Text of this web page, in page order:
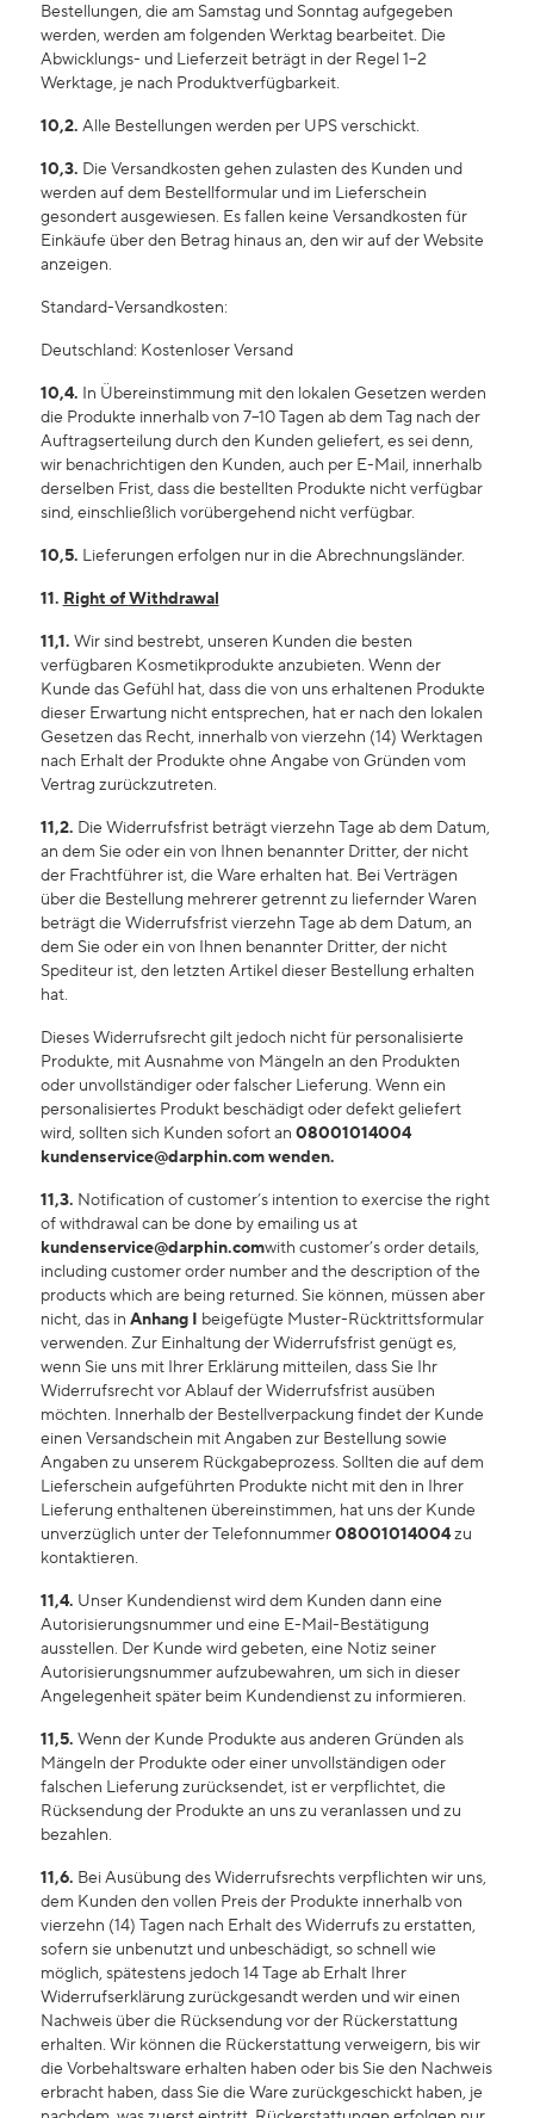
Bestellungen, die am Samstag und Sonntag aufgegeben
werden, werden am folgenden Werktag bearbeitet. Die
Abwicklungs- und Lieferzeit beträgt in der Regel 1–2
Werktage, je nach Produktverfügbarkeit.
10,2. Alle Bestellungen werden per UPS verschickt.
10,3. Die Versandkosten gehen zulasten des Kunden und
werden auf dem Bestellformular und im Lieferschein
gesondert ausgewiesen. Es fallen keine Versandkosten für
Einkäufe über den Betrag hinaus an, den wir auf der Website
anzeigen.
Standard-Versandkosten:
Deutschland: Kostenloser Versand
10,4. In Übereinstimmung mit den lokalen Gesetzen werden
die Produkte innerhalb von 7–10 Tagen ab dem Tag nach der
Auftragserteilung durch den Kunden geliefert, es sei denn,
wir benachrichtigen den Kunden, auch per E-Mail, innerhalb
derselben Frist, dass die bestellten Produkte nicht verfügbar
sind, einschließlich vorübergehend nicht verfügbar.
10,5. Lieferungen erfolgen nur in die Abrechnungsländer.
11. Right ofWithdrawal
11,1. Wir sind bestrebt, unseren Kunden die besten
verfügbaren Kosmetikprodukte anzubieten. Wenn der
Kunde das Gefühl hat, dass die von uns erhaltenen Produkte
dieser Erwartung nicht entsprechen, hat er nach den lokalen
Gesetzen das Recht, innerhalb von vierzehn (14) Werktagen
nach Erhalt der Produkte ohne Angabe von Gründen vom
Vertrag zurückzutreten.
11,2. Die Widerrufsfrist beträgt vierzehn Tage ab dem Datum,
an dem Sie oder ein von Ihnen benannter Dritter, der nicht
der Frachtführer ist, die Ware erhalten hat. Bei Verträgen
über die Bestellung mehrerer getrennt zu liefernder Waren
beträgt die Widerrufsfrist vierzehn Tage ab dem Datum, an
dem Sie oder ein von Ihnen benannter Dritter, der nicht
Spediteur ist, den letzten Artikel dieser Bestellung erhalten
hat.
Dieses Widerrufsrecht gilt jedoch nicht für personalisierte
Produkte, mit Ausnahme von Mängeln an den Produkten
oder unvollständiger oder falscher Lieferung. Wenn ein
personalisiertes Produkt beschädigt oder defekt geliefert
wird, sollten sich Kunden sofort an 08001014004
kundenservice@darphin.comwenden.
11,3. Notification of customer’s intention to exercise the right
of withdrawal can be done by emailing us at
kundenservice@darphin.comwith customer’s order details,
including customer order number and the description of the
products which are being returned. Sie können, müssen aber
nicht, das in Anhang I beigefügte Muster-Rücktrittsformular
verwenden. Zur Einhaltung der Widerrufsfrist genügt es,
wenn Sie uns mit Ihrer Erklärung mitteilen, dass Sie Ihr
Widerrufsrecht vor Ablauf der Widerrufsfrist ausüben
möchten. Innerhalb der Bestellverpackung findet der Kunde
einen Versandschein mit Angaben zur Bestellung sowie
Angaben zu unserem Rückgabeprozess. Sollten die auf dem
Lieferschein aufgeführten Produkte nicht mit den in Ihrer
Lieferung enthaltenen übereinstimmen, hat uns der Kunde
unverzüglich unter der Telefonnummer08001014004zu
kontaktieren.
11,4. Unser Kundendienst wird dem Kunden dann eine
Autorisierungsnummer und eine E-Mail-Bestätigung
ausstellen. Der Kunde wird gebeten, eine Notiz seiner
Autorisierungsnummer aufzubewahren, um sich in dieser
Angelegenheit später beim Kundendienst zu informieren.
11,5. Wenn der Kunde Produkte aus anderen Gründen als
Mängeln der Produkte oder einer unvollständigen oder
falschen Lieferung zurücksendet, ist er verpflichtet, die
Rücksendung der Produkte an uns zu veranlassen und zu
bezahlen.
11,6. Bei Ausübung des Widerrufsrechts verpflichten wir uns,
dem Kunden den vollen Preis der Produkte innerhalb von
vierzehn (14) Tagen nach Erhalt des Widerrufs zu erstatten,
sofern sie unbenutzt und unbeschädigt, so schnell wie
möglich, spätestens jedoch 14 Tage ab Erhalt Ihrer
Widerrufserklärung zurückgesandt werden und wir einen
Nachweis über die Rücksendung vor der Rückerstattung
erhalten. Wir können die Rückerstattung verweigern, bis wir
die Vorbehaltsware erhalten haben oder bis Sie den Nachweis
erbracht haben, dass Sie die Ware zurückgeschickt haben, je